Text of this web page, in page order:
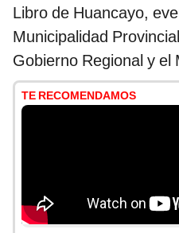
Libro de Huancayo,
Municipalidad
Gobierno Regional y el
TE RECOMENDAMOS